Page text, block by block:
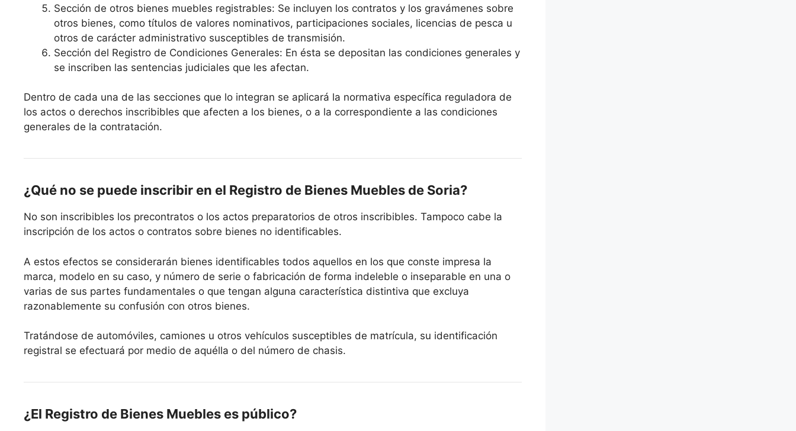
Sección de otros bienes muebles registrables: Se incluyen los contratos y los gravámenes sobre
otros bienes, como títulos de valores nominativos, participaciones sociales, licencias de pesca u
otros de carácter administrativo susceptibles de transmisión.
Sección del Registro de Condiciones Generales: En ésta se depositan las condiciones generales y
se inscriben las sentencias judiciales que les afectan.
Dentro de cada una de las secciones que lo integran se aplicará la normativa específica reguladora de
los actos o derechos inscribibles que afecten a los bienes, o a la correspondiente a las condiciones
generales de la contratación.
¿Qué no se puede inscribir en el Registro de Bienes Muebles de Soria?
No son inscribibles los precontratos o los actos preparatorios de otros inscribibles. Tampoco cabe la
inscripción de los actos o contratos sobre bienes no identificables.
A estos efectos se considerarán bienes identificables todos aquellos en los que conste impresa la
marca, modelo en su caso, y número de serie o fabricación de forma indeleble o inseparable en una o
varias de sus partes fundamentales o que tengan alguna característica distintiva que excluya
razonablemente su confusión con otros bienes.
Tratándose de automóviles, camiones u otros vehículos susceptibles de matrícula, su identificación
registral se efectuará por medio de aquélla o del número de chasis.
¿El Registro de Bienes Muebles es público?